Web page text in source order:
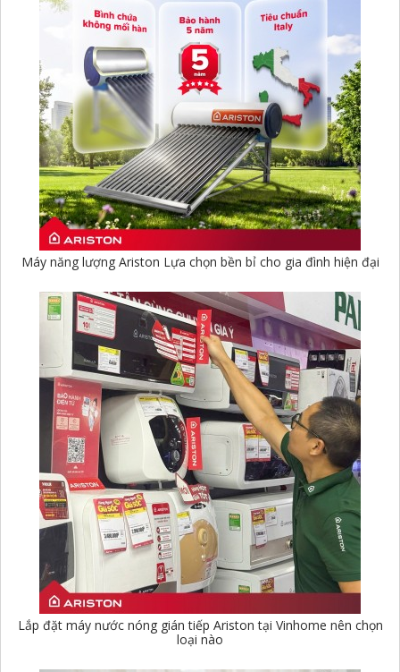
Máy năng lượng Ariston Lựa chọn bền bỉ cho gia đình hiện đại
Lắp đặt máy nước nóng gián tiếp Ariston tại Vinhome nên chọn
loại nào